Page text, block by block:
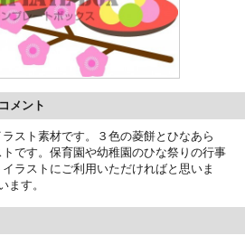
メント
スト素材です。３色の菱餅とひなあら
です。保育園や幼稚園のひな祭りの行事
ラストにご利用いただければと思いま
ます。